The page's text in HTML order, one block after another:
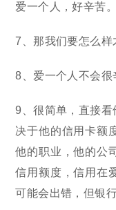
爱一个人，好辛苦。
7、那我们要怎么样
8、爱一个人不会很
9、很简单，直接看
决于他的信用卡额
他的职业，他的公
信用额度，信用在
可能会出错，但银